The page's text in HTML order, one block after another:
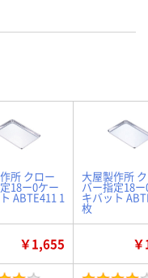
所 クロー
18ー0ケー
ABTE411 1
大屋製作所
バー指定18
キバット
枚
￥1,655